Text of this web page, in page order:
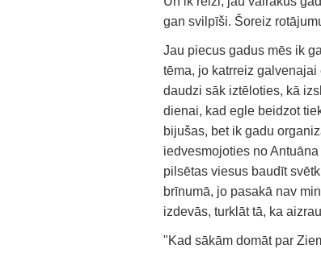
gan svilpīši. Šoreiz
Jau piecus gadus mēs ik
tēma, jo katrreiz
daudzi sāk iztēloties, kā
dienai, kad egle beidzot
bijušas, bet ik gadu
iedvesmojoties no
pilsētas viesus baudīt
brīnumā, jo pasakā nav
izdevās, turklāt tā, ka
"Kad sākām domāt par